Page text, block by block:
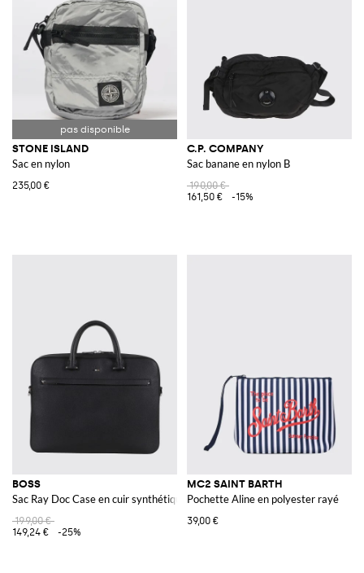
STONE ISLAND
Sac en nylon
235,00 €
C.P. COMPANY
Sac banane en nylon B
190,00 €
161,50 €
-15%
BOSS
Sac Ray Doc Case en cuir synthétique grainé
199,00 €
149,24 €
-25%
MC2 SAINT BARTH
Pochette Aline en polyester rayé
39,00 €